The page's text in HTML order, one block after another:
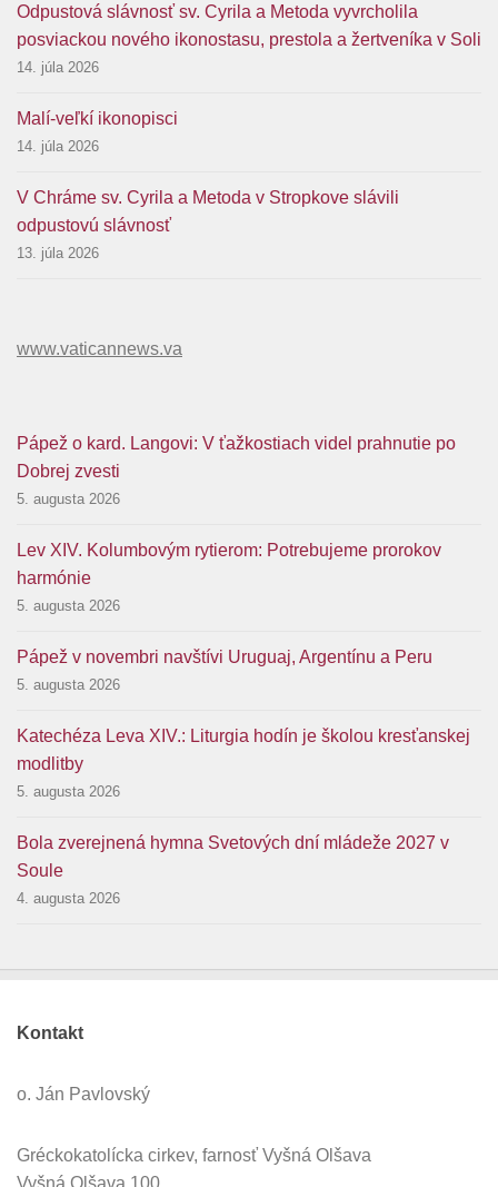
Odpustová slávnosť sv. Cyrila a Metoda vyvrcholila
posviackou nového ikonostasu, prestola a žertveníka v Soli
14. júla 2026
Malí-veľkí ikonopisci
14. júla 2026
V Chráme sv. Cyrila a Metoda v Stropkove slávili
odpustovú slávnosť
13. júla 2026
www.vaticannews.va
Pápež o kard. Langovi: V ťažkostiach videl prahnutie po
Dobrej zvesti
5. augusta 2026
Lev XIV. Kolumbovým rytierom: Potrebujeme prorokov
harmónie
5. augusta 2026
Pápež v novembri navštívi Uruguaj, Argentínu a Peru
5. augusta 2026
Katechéza Leva XIV.: Liturgia hodín je školou kresťanskej
modlitby
5. augusta 2026
Bola zverejnená hymna Svetových dní mládeže 2027 v
Soule
4. augusta 2026
Kontakt
o. Ján Pavlovský
Gréckokatolícka cirkev, farnosť Vyšná Olšava
Vyšná Olšava 100